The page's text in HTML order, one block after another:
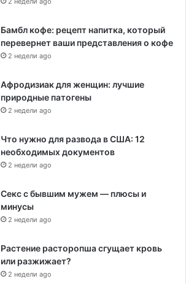
Бамбл кофе: рецепт напитка, который
перевернет ваши представления о кофе
2 недели ago
Афродизиак для женщин: лучшие
природные патогены
2 недели ago
Что нужно для развода в США: 12
необходимых документов
2 недели ago
Секс с бывшим мужем — плюсы и
минусы
2 недели ago
Растение расторопша сгущает кровь
или разжижает?
2 недели ago